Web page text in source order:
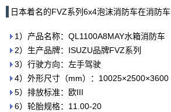
日本着名的FVZ系列6x4泡沫消防车在消防
1）产品名称：QL1100A8MAY水箱消防车
2）生产品牌：ISUZU品牌FVZ系列
3）行驶方向：左手驾驶
4）外形尺寸（mm）：10025×2500×3600
5）排放标准：欧III
6）轮胎规格：11.00-20